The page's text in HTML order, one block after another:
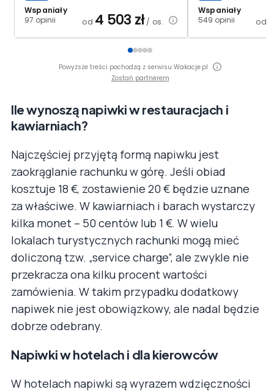
Wspaniały
97 opinii
od 4 503 zł/ os.
Wspaniały
549 opinii
od
Powyższe treści pochodzą z serwisu Wakacje.pl
Zostań partnerem
Ile wynoszą napiwki w restauracjach i
kawiarniach?
Najczęściej przyjętą formą napiwku jest
zaokrąglanie rachunku w górę. Jeśli obiad
kosztuje 18 €, zostawienie 20 € będzie uznane
za właściwe. W kawiarniach i barach wystarczy
kilka monet – 50 centów lub 1 €. W wielu
lokalach turystycznych rachunki mogą mieć
doliczoną tzw. „service charge”, ale zwykle nie
przekracza ona kilku procent wartości
zamówienia. W takim przypadku dodatkowy
napiwek nie jest obowiązkowy, ale nadal będzie
dobrze odebrany.
Napiwki w hotelach i dla kierowców
W hotelach napiwki są wyrazem wdzięczności